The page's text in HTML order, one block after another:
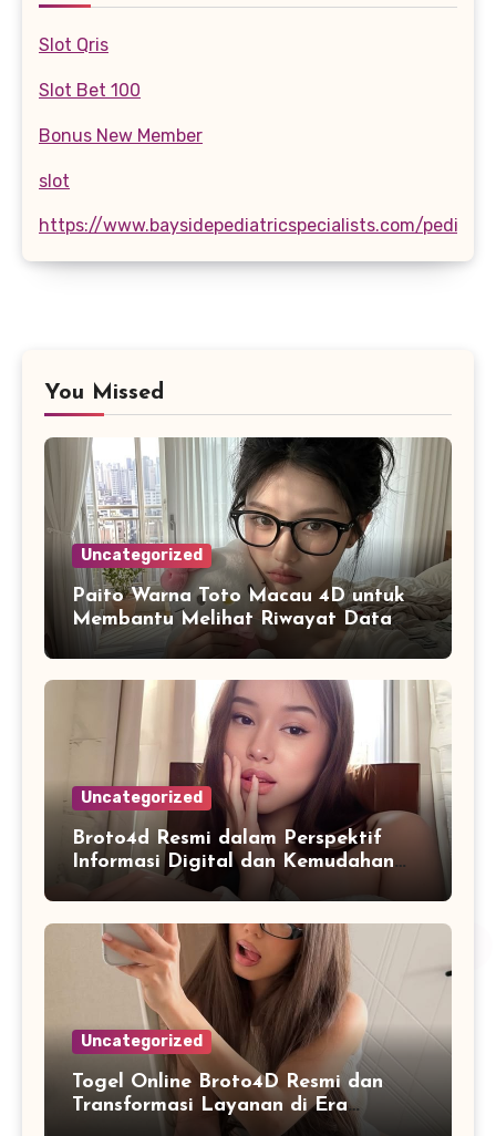
Slot Qris
Slot Bet 100
Bonus New Member
slot
https://www.baysidepediatricspecialists.com/
You Missed
Uncategorized
Paito Warna Toto Macau 4D untuk
Membantu Melihat Riwayat Data
Secara Lebih Praktis
Uncategorized
Broto4d Resmi dalam Perspektif
Informasi Digital dan Kemudahan
Akses Pengguna
Uncategorized
Togel Online Broto4D Resmi dan
Transformasi Layanan di Era